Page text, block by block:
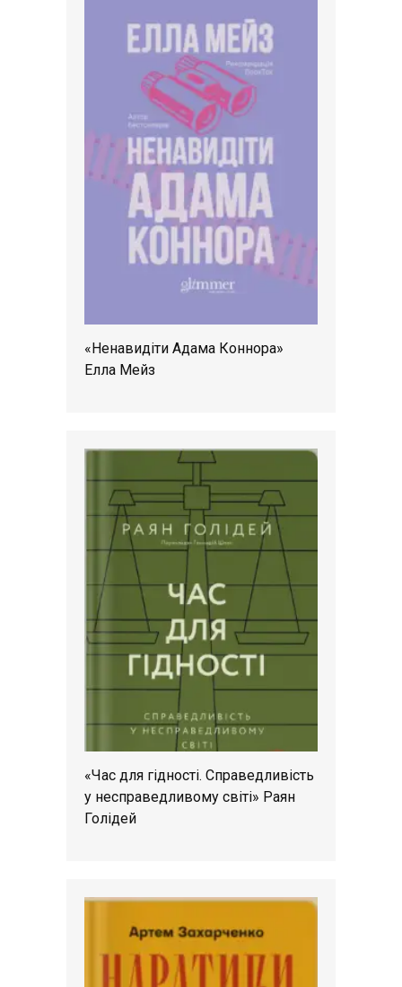
«Ненавидіти Адама Коннора»
Елла Мейз
«Час для гідності. Справедливість
у несправедливому світі» Раян
Голідей